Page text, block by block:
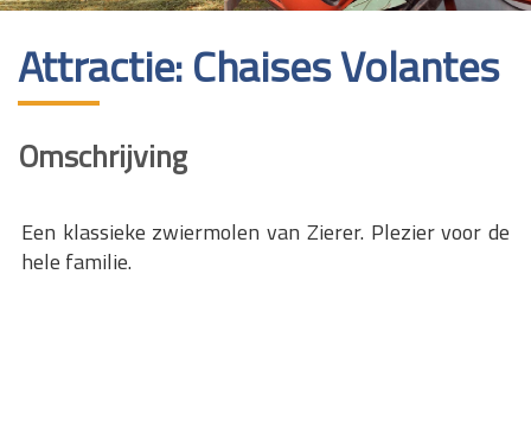
Attractie: Chaises Volantes
Omschrijving
Een klassieke zwiermolen van Zierer. Plezier voor de
hele familie.